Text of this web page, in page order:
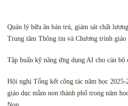
Quản lý bữa ăn bán trú, giám sát chất
Trung tâm Thông tin và Chương trình giáo
Tập huấn kỹ năng ứng dụng AI cho cán
Hội nghị Tổng kết công tác năm học
giáo dục mầm non thành phố trong năm